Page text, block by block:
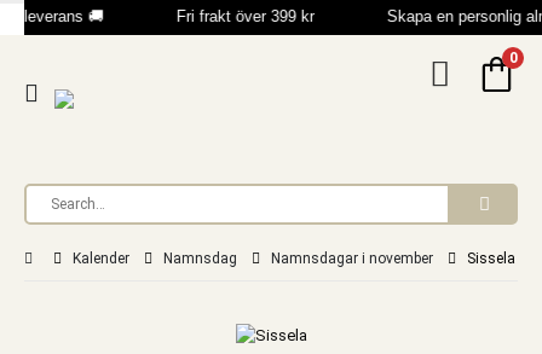
leverans 🚚 Fri frakt över 399 kr Skapa en personlig
0
Kalender Namnsdag Namnsdagar i november Sissela